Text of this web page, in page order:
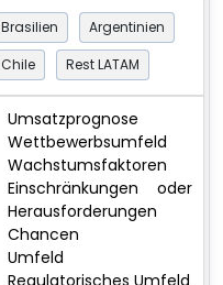
Brasilien
Argentinien
Chile
Rest LATAM
Umsatzprognose
Wettbewerbsumfeld
Wachstumsfaktoren
Einschränkungen oder
Herausforderungen
Chancen
Umfeld
Regulatorisches Umfeld